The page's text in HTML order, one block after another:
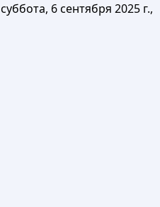
суббота, 6 сентября 2025 г.,